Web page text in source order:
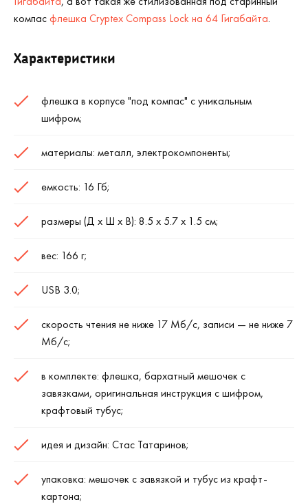
компасфлешка Cryptex Compass Lock на 64 Гигабайта.
Характеристики
флешка в корпусе "под компас" с уникальным
шифром;
материалы: металл, электрокомпоненты;
емкость: 16 Гб;
размеры (Д х Ш х В): 8.5 х 5.7 х 1.5 см;
вес: 166 г;
USB 3.0;
скорость чтения не ниже 17 Мб/с, записи — не ниже 7
Мб/с;
в комплекте: флешка, бархатный мешочек с
завязками, оригинальная инструкция с шифром,
крафтовый тубус;
идея и дизайн: Стас Татаринов;
упаковка: мешочек с завязкой и тубус из крафт-
картона;